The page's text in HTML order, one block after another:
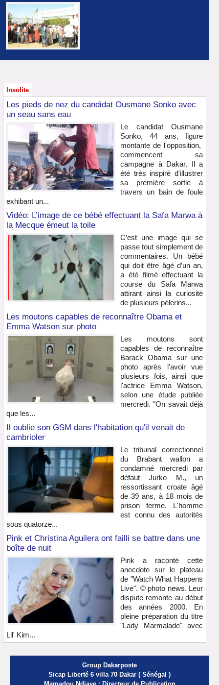
Insolite
Les pieds de nez du candidat Ousmane Sonko avec
un seau sans eau
Le candidat Ousmane
Sonko, 44 ans, figure
montante de l'opposition,
commencent sa
campagne à Dakar. Il a
été très inspiré d'illustrer
sa première sortie à
travers un bain de foule
exhibant un...
Vidéo: L’image de ce bébé effectuant la Safa Marwa à
la Mecque émeut la toile
C’est une image qui se
passe tout simplement de
commentaires. Un bébé
qui doit être âgé d’un an,
a été filmé effectuant la
course du Safa Marwa
attirant ainsi la curiosité
de plusieurs pèlerins...
Les moutons capables de reconnaître Obama et
Emma Watson sur photo
Les moutons sont
capables de reconnaître
Barack Obama sur une
photo après l'avoir vue
plusieurs fois, ainsi que
l'actrice Emma Watson,
selon une étude publiée
mercredi. "On savait déjà
que les...
Il oublie son GSM dans l'habitation qu'il venait de
cambrioler
Le tribunal correctionnel
du Brabant wallon a
condamné mercredi par
défaut Jurko M., un
ressortissant croate âgé
de 39 ans, à 18 mois de
prison ferme. L'homme
est connu des autorités
sous quatorze...
Pink et Christina Aguilera ont failli se battre dans une
boîte de nuit
Pink a raconté cette
anecdote sur le plateau
de "Watch What Happens
Live". © photo news. Leur
dispute remonte au début
des années 2000. En
pleine préparation du titre
"Lady Marmalade" avec
Lil' Kim...
Group Dakarposte
Sicap Liberté 6 villa 70 Dakar ( Sénégal )